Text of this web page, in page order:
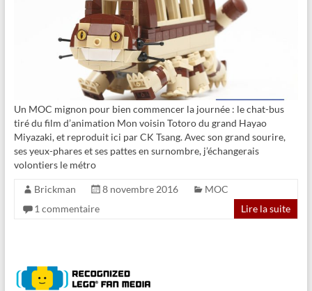
Un MOC mignon pour bien commencer la journée : le chat-bus
tiré du film d’animation Mon voisin Totoro du grand Hayao
Miyazaki, et reproduit ici par CK Tsang. Avec son grand sourire,
ses yeux-phares et ses pattes en surnombre, j’échangerais
volontiers le métro
Brickman 8 novembre 2016
MOC
1 commentaire
Lire la suite